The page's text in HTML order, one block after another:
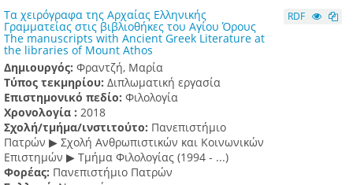
Τα χειρόγραφα της Αρχαίας Ελληνικής
Γραμματείας στις βιβλιοθήκες του Αγίου Όρους
The manuscripts with Ancient Greek Literature at
the libraries of Mount Athos
Δημιουργός: Φραντζή, Μαρία
Τύπος τεκμηρίου: Διπλωματική εργασία
Επιστημονικό πεδίο: Φιλολογία
Χρονολογία : 2018
Σχολή/τμήμα/ινστιτούτο: Πανεπιστήμιο
Πατρών ▶ Σχολή Ανθρωπιστικών και Κοινωνικών
Επιστημών ▶ Τμήμα Φιλολογίας (1994 - ...)
Φορέας: Πανεπιστήμιο Πατρών
RDF